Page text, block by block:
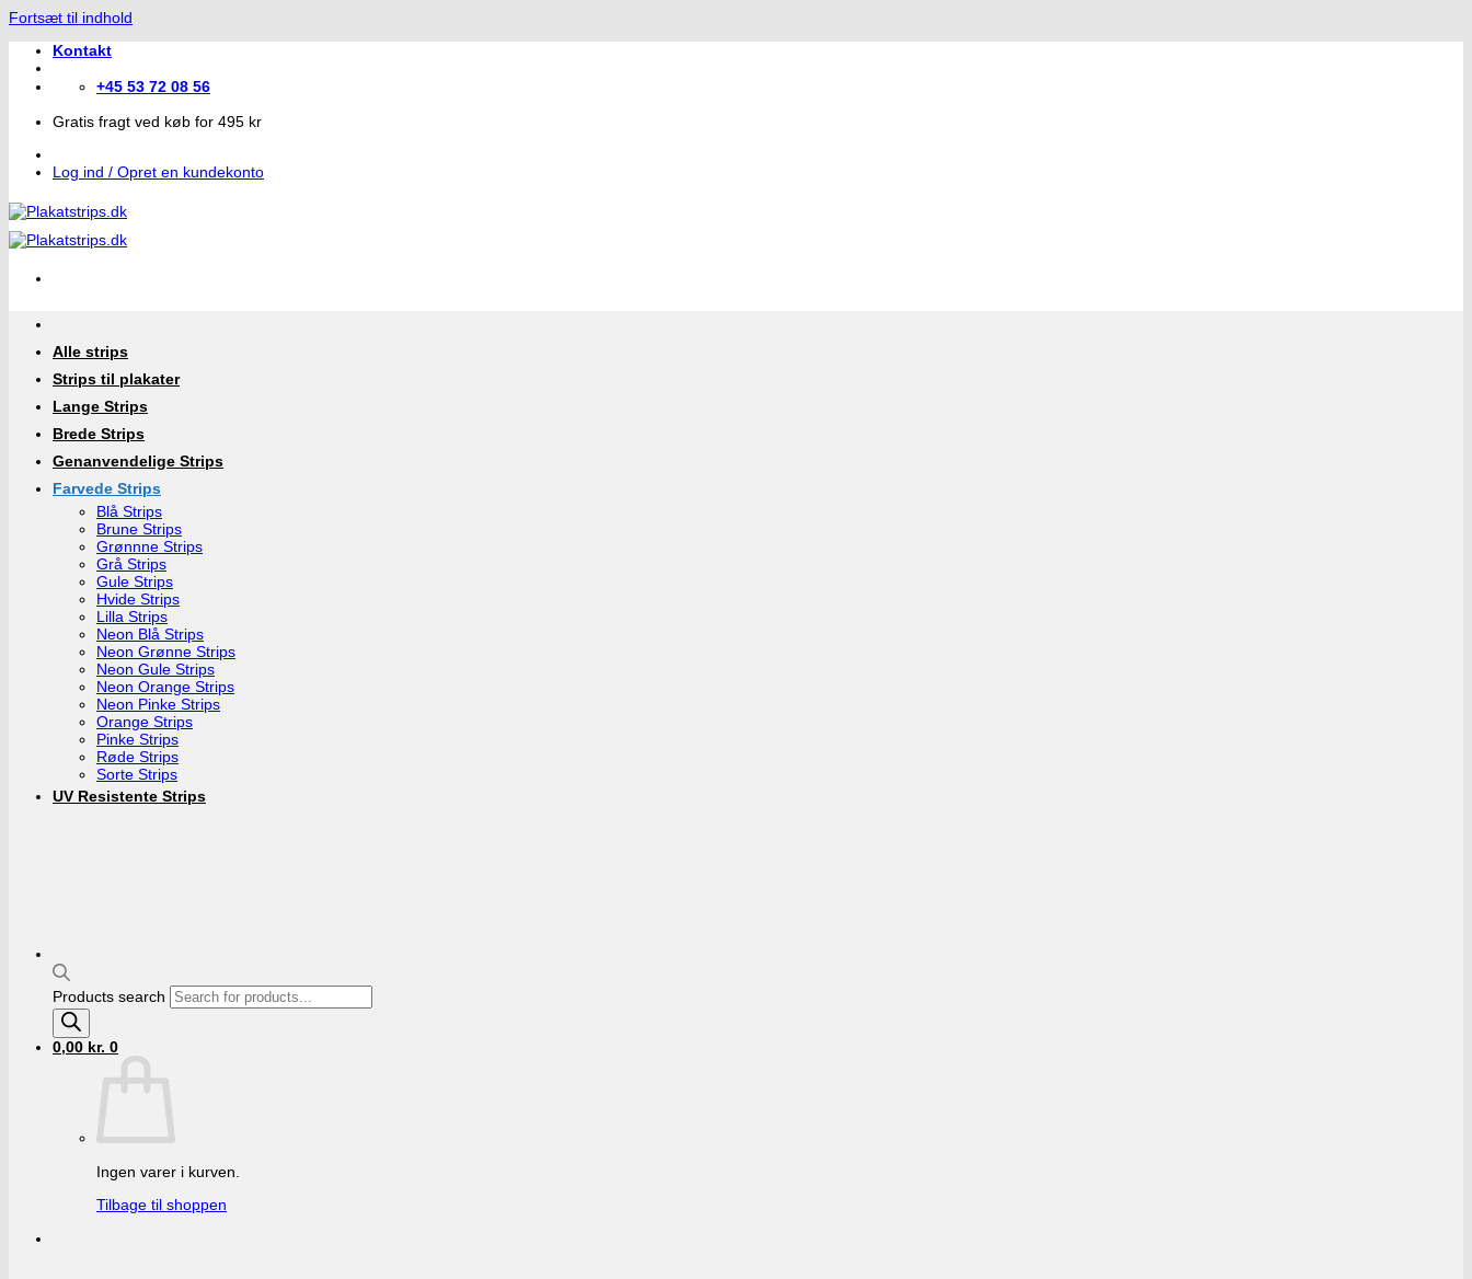
Fortsæt til indhold
Kontakt
+45 53 72 08 56
Gratis fragt ved køb for 495 kr
Log ind / Opret en kundekonto
Products search
0,00 kr. 0
Ingen varer i kurven.
Tilbage til shoppen
Alle strips
Strips til plakater
Lange Strips
Brede Strips
Genanvendelige Strips
Farvede Strips
Blå Strips
Brune Strips
Grønnne Strips
Grå Strips
Gule Strips
Hvide Strips
Lilla Strips
Neon Blå Strips
Neon Grønne Strips
Neon Gule Strips
Neon Orange Strips
Neon Pinke Strips
Orange Strips
Pinke Strips
Røde Strips
Sorte Strips
UV Resistente Strips